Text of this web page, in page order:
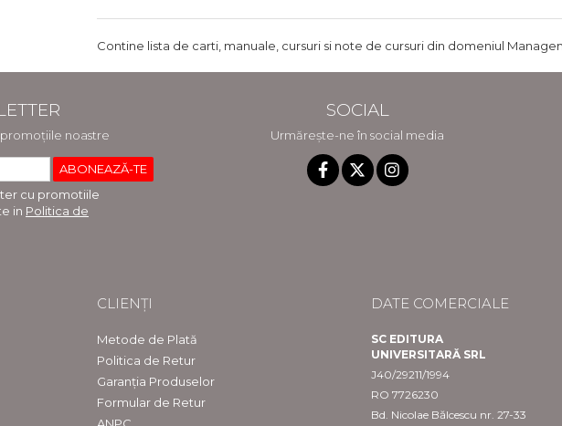
Contine lista de carti, manuale, cursuri si note de cursuri din domeniul
noastre
cu promotiile
in Politica de
SOCIAL
Urmărește-ne în social media
CLIENȚI
Metode de Plată
Politica de Retur
Garanția Produselor
Formular de Retur
ANPC
DATE COMERCIALE
SC EDITURA
UNIVERSITARĂ SRL
J40/29211/1994
RO 7726230
Bd. Nicolae Bălcescu nr. 27-33